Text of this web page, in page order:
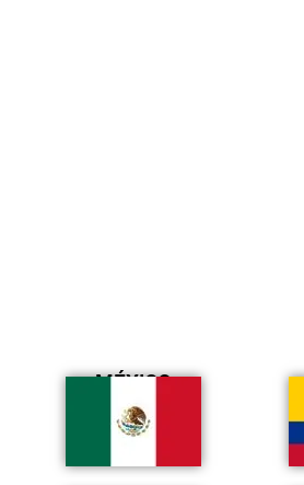
MÉXICO